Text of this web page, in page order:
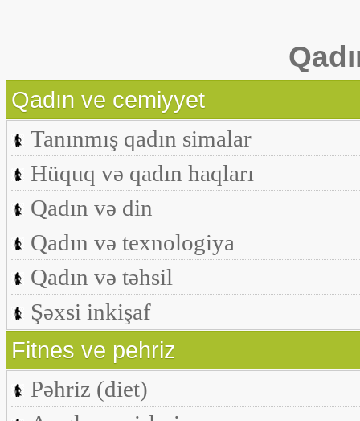
Qadın ve cemiyyet
Tanınmış qadın simalar
Hüquq və qadın haqları
Qadın və din
Qadın və texnologiya
Qadın və təhsil
Şəxsi inkişaf
Fitnes ve pehriz
Pəhriz (diet)